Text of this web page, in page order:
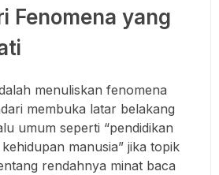
Fenomena yang
menuliskan fenomena
membuka latar belakang
umum seperti “pendidikan
manusia” jika topik
rendahnya minat baca